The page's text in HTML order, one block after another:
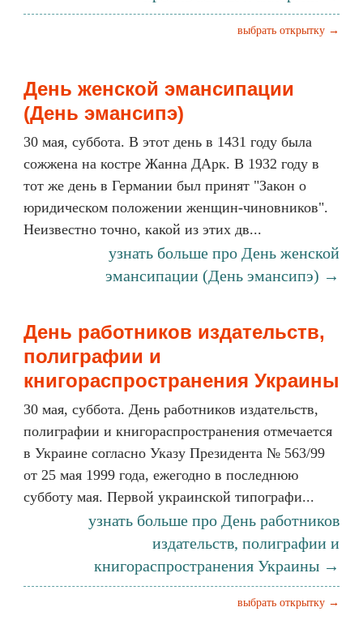
выбрать открытку →
День женской эмансипации
(День эмансипэ)
30 мая, суббота. В этот день в 1431 году была
сожжена на костре Жанна ДАрк. В 1932 году в
тот же день в Германии был принят "Закон о
юридическом положении женщин-чиновников".
Неизвестно точно, какой из этих дв...
узнать больше про День женской
эмансипации (День эмансипэ) →
День работников издательств,
полиграфии и
книгораспространения Украины
30 мая, суббота. День работников издательств,
полиграфии и книгораспространения отмечается
в Украине согласно Указу Президента № 563/99
от 25 мая 1999 года, ежегодно в последнюю
субботу мая. Первой украинской типографи...
узнать больше про День работников
издательств, полиграфии и
книгораспространения Украины →
выбрать открытку →